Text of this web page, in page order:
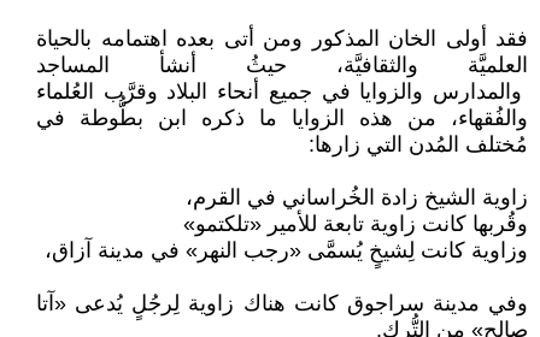
فقد أولى الخان المذكور ومن أتى بعده اهتمامه بالحياة
العلميَّة والثقافيَّة، حيثُ أنشأ المساجد
والمدارس والزوايا في جميع أنحاء البلاد وقرَّب العُلماء
والفُقهاء، من هذه الزوايا ما ذكره ابن بطُّوطة في
مُختلف المُدن التي زارها:
زاوية الشيخ زادة الخُراساني في القرم،
وقُربها كانت زاوية تابعة للأمير «تلكتمو»
وزاوية كانت لِشيخٍ يُسمَّى «رجب النهر» في مدينة آزاق،
وفي مدينة سراجوق كانت هناك زاوية لِرجُلٍ يُدعى «آتا
صالح» من التُّرك.